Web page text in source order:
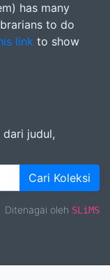
has many
to do
link to show
judul,
Cari Koleksi
Ditenagai oleh SLiMS